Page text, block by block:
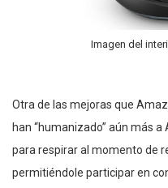
Imagen del
Otra de las mejoras que
han “humanizado” aún más
para respirar al momento de
permitiéndole participar en